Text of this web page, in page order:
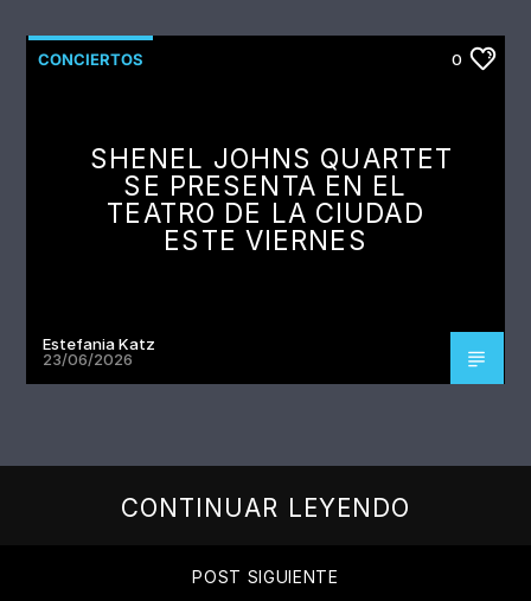
CONCIERTOS 0
SHENEL JOHNS QUARTET
SE PRESENTA EN EL
TEATRO DE LA CIUDAD
ESTE VIERNES
Estefania Katz
23/06/2026
CONTINUAR LEYENDO
POST SIGUIENTE